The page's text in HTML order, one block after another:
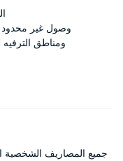
وصول غير محدود إلى أكثر من
الدخول إلى جميع الأراضي المت themed ومناطق الترفيه
جميع المصاريف الشخصية